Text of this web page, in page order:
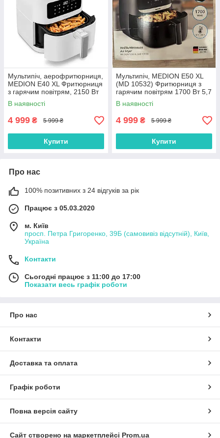
Мультипіч, аерофритюрниця,
MEDION E40 XL Фритюрниця
з гарячим повітрям, 2150 Вт
5,2 л
В наявності
4 999 ₴ 5 999 ₴
Купити
Мультипіч, MEDION E50 XL
(MD 10532) Фритюрниця з
гарячим повітрям 1700 Вт 5,7
л безоливна спека
В наявності
4 999 ₴ 5 999 ₴
Купити
Про нас
100% позитивних з 24 відгуків за рік
Працює з 05.03.2020
м. Київ
просп. Петра Григоренко, 39Б (самовивіз відсутній), Київ,
Україна
Контакти
Сьогодні працює з 11:00 до 17:00
Показати весь графік роботи
Про нас
Контакти
Доставка та оплата
Графік роботи
Повна версія сайту
Сайт створено на маркетплейсі Prom.ua